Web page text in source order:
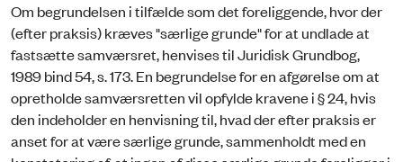
Om begrundelsen i tilfælde som det foreliggende, hvor der
(efter praksis) kræves "særlige grunde" for at undlade at
fastsætte samværsret, henvises til Juridisk Grundbog,
1989 bind 54, s. 173. En begrundelse for en afgørelse om at
opretholde samværsretten vil opfylde kravene i § 24, hvis
den indeholder en henvisning til, hvad der efter praksis er
anset for at være særlige grunde, sammenholdt med en